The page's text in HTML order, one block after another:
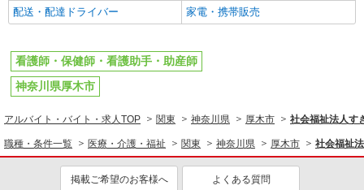
配送・配達ドライバー
家電・携帯販売
看護師・保健師・看護助手・助産師
神奈川県厚木市
アルバイト・バイト・求人TOP 関東 神奈川県 厚木市 社会福祉法人す
職種・条件一覧 医療・介護・福祉 関東 神奈川県 厚木市 社会福祉
掲載ご希望のお客様へ よくある質問